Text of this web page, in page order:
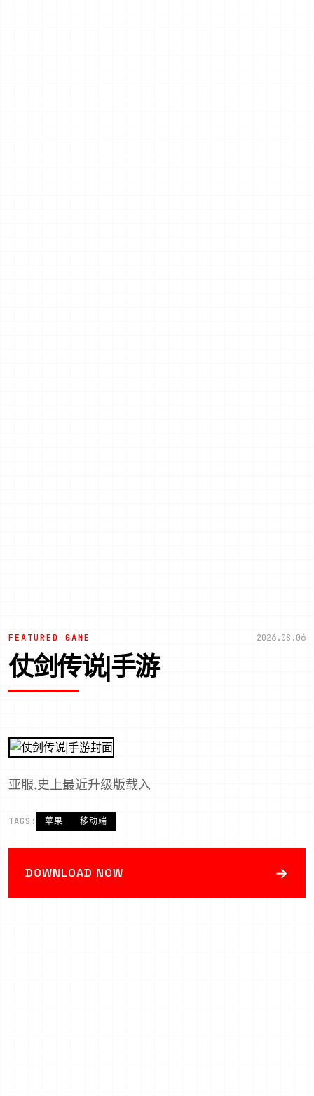
FEATURED GAME 2026.08.06
仗剑传说|手游
亚服,史上最近升级版载入
TAGS: 苹果 移动端
DOWNLOAD NOW →